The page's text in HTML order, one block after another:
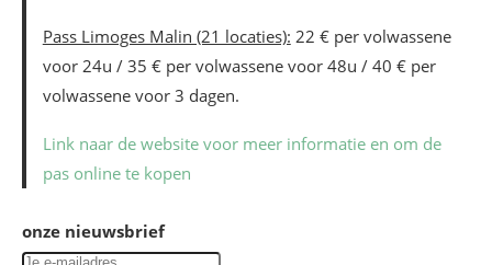
Pass Limoges Malin (21 locaties): 22 € per volwassene
voor 24u / 35 € per volwassene voor 48u / 40 € per
volwassene voor 3 dagen.
Link naar de website voor meer informatie en om de
pas online te kopen
onze nieuwsbrief